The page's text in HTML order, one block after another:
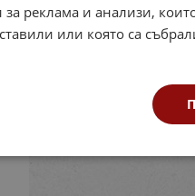
реклама и анализи,
или която са